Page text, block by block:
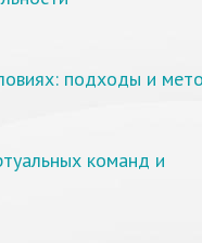
подходы и
команд и